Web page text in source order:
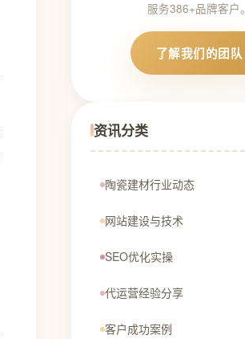
服务386+品牌客户。
了解我们的团队
资讯分类
陶瓷建材行业动态
网站建设与技术
SEO优化实操
代运营经验分享
客户成功案例